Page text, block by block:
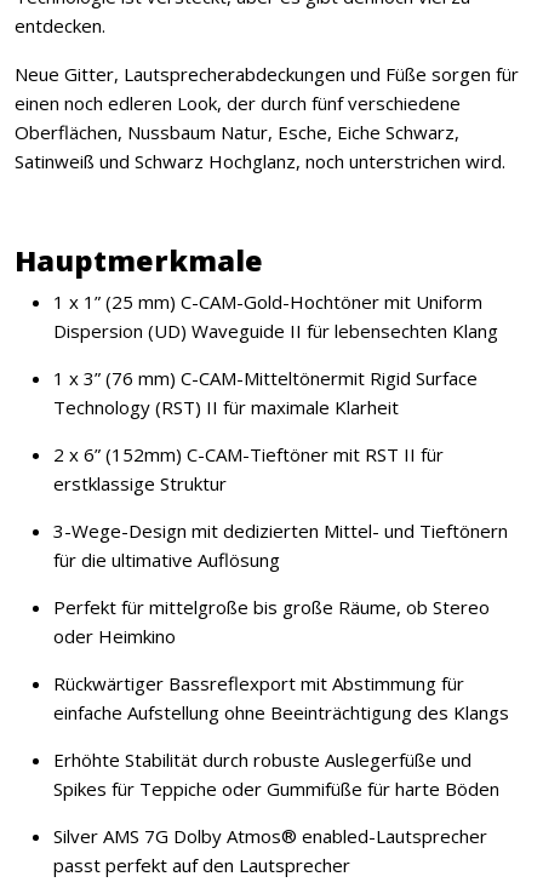
entdecken.
Neue Gitter, Lautsprecherabdeckungen und Füße sorgen für
einen noch edleren Look, der durch fünf verschiedene
Oberflächen, Nussbaum Natur, Esche, Eiche Schwarz,
Satinweiß und Schwarz Hochglanz, noch unterstrichen wird.
Hauptmerkmale
1 x 1” (25 mm) C-CAM-Gold-Hochtöner mit Uniform
Dispersion (UD) Waveguide II für lebensechten Klang
1 x 3” (76 mm) C-CAM-Mitteltönermit Rigid Surface
Technology (RST) II für maximale Klarheit
2 x 6” (152mm) C-CAM-Tieftöner mit RST II für
erstklassige Struktur
3-Wege-Design mit dedizierten Mittel- und Tieftönern
für die ultimative Auflösung
Perfekt für mittelgroße bis große Räume, ob Stereo
oder Heimkino
Rückwärtiger Bassreflexport mit Abstimmung für
einfache Aufstellung ohne Beeinträchtigung des Klangs
Erhöhte Stabilität durch robuste Auslegerfüße und
Spikes für Teppiche oder Gummifüße für harte Böden
Silver AMS 7G Dolby Atmos® enabled-Lautsprecher
passt perfekt auf den Lautsprecher